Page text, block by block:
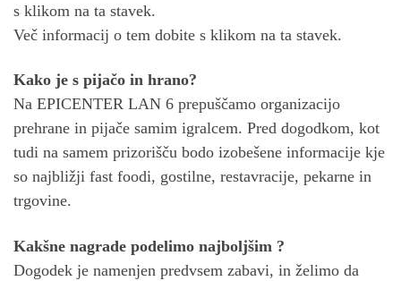
s klikom na ta stavek.
Več informacij o tem dobite s klikom na ta stavek.
Kako je s pijačo in hrano?
Na EPICENTER LAN 6 prepuščamo organizacijo
prehrane in pijače samim igralcem. Pred dogodkom, kot
tudi na samem prizorišču bodo izobešene informacije kje
so najbližji fast foodi, gostilne, restavracije, pekarne in
trgovine.
Kakšne nagrade podelimo najboljšim ?
Dogodek je namenjen predvsem zabavi, in želimo da